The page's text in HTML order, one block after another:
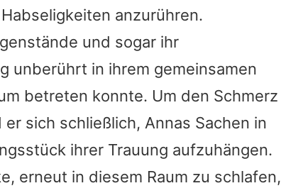
anzurühren.
und sogar ihr
unberührt in ihrem gemeinsamen
betreten konnte. Um den Schmerz
sich schließlich, Annas Sachen in
ihrer Trauung aufzuhängen.
erneut in diesem Raum zu schlafen,